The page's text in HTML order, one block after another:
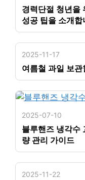
경력단절 청년을
성공 팁을 소개합
2025-11-17
여름철 과일 보관
2025-07-10
블루핸즈 냉각수
량 관리 가이드
2025-11-22